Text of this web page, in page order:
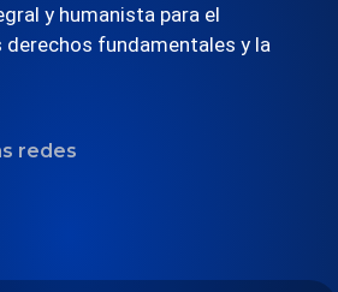
y humanista para el
fundamentales y la
redes